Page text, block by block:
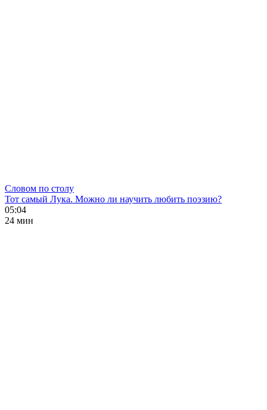
Словом по столу
Тот самый Лука. Можно ли научить любить поэзию?
05:04
24 мин